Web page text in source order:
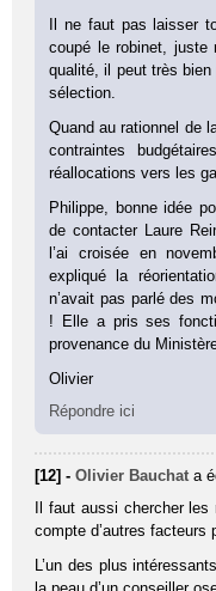
Il ne faut pas laisser
coupé le robinet,
qualité, il peut très
sélection.
Quand au rationnel de
contraintes
réallocations vers les
Philippe, bonne idée
de contacter Laure
l’ai croisée en
expliqué la
n’avait pas parlé des
! Elle a pris ses
provenance du
Olivier
Répondre ici
[12] -Olivier Bauchat a
Il faut aussi chercher
compte d’autres facteurs
L’un des plus